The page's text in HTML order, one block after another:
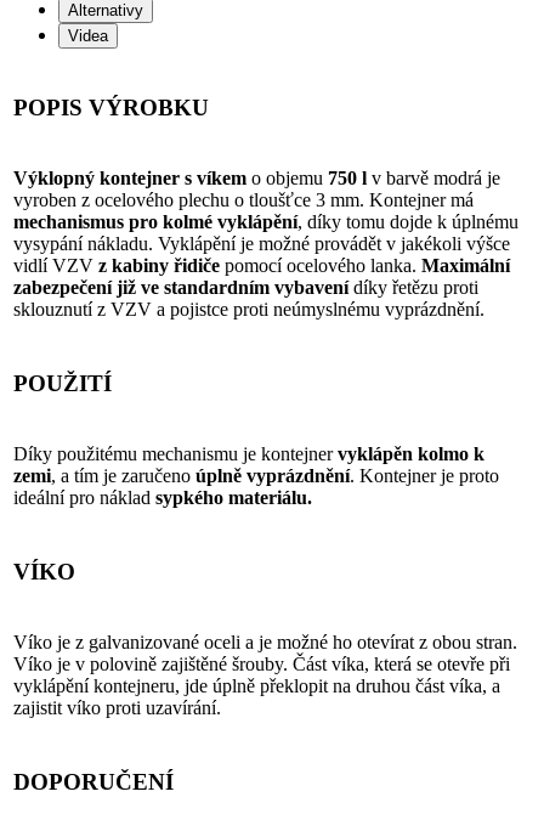
Alternativy
Videa
POPIS VÝROBKU
Výklopný kontejner s víkem o objemu 750 l v barvě modrá je
vyroben z ocelového plechu o tloušťce 3 mm. Kontejner má
mechanismus pro kolmé vyklápění, díky tomu dojde k úplnému
vysypání nákladu. Vyklápění je možné provádět v jakékoli výšce
vidlí VZV z kabiny řidiče pomocí ocelového lanka. Maximální
zabezpečení již ve standardním vybavenídíky řetězu proti
sklouznutí z VZV a pojistce proti neúmyslnému vyprázdnění.
POUŽITÍ
Díky použitému mechanismu je kontejnervyklápěn kolmo k
zemi, a tím je zaručeno úplně vyprázdnění. Kontejner je proto
ideálnípro náklad sypkého materiálu.
VÍKO
Víko je z galvanizované oceli a je možné ho otevírat z obou stran.
Víko je v polovině zajištěné šrouby. Část víka, která se otevře při
vyklápění kontejneru, jde úplně překlopit na druhou část víka, a
zajistit víko proti uzavírání.
DOPORUČENÍ